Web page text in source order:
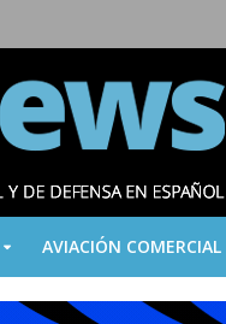
AVIACIÓN COMERCIAL